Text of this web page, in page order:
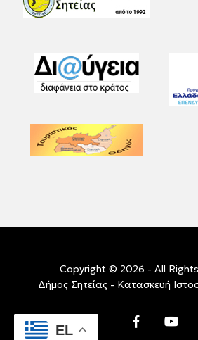
Copyright © 2026 - All
Δήμος Σητείας - Κατασκευή
facebookyoutube
EL